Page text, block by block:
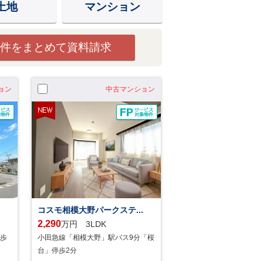
地 マンション
をまとめて資料請求
ン 中古マンション
コスモ相模大野パークステ...
2,290万円 3LDK
小田急線「相模大野」駅バス9分「桜
台」停歩2分